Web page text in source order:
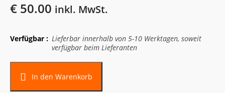
€ 50.00 inkl. MwSt.
Verfügbar : Lieferbar innerhalb von 5-10 Werktagen, soweit
verfügbar beim Lieferanten
In den Warenkorb